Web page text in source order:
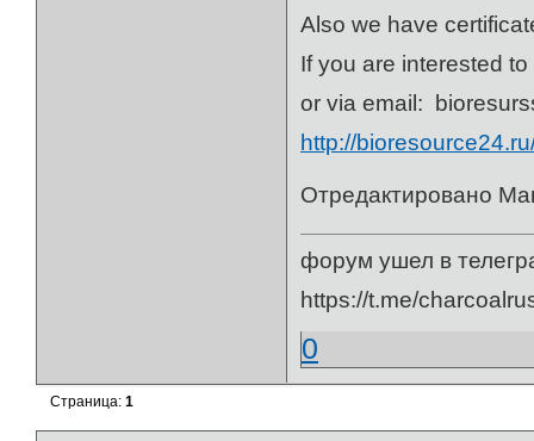
Also we have
If you are interested
or via email:
http://
Отредактировано
форум ушел в
https://t.me/
0
Страница:1